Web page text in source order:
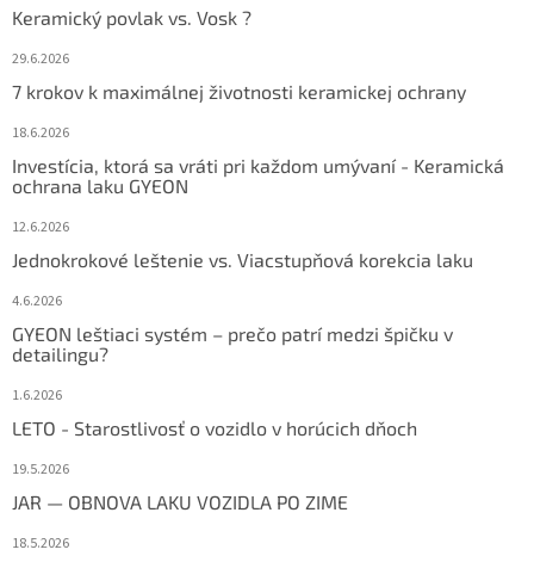
Keramický povlak vs. Vosk ?
29.6.2026
7 krokov k maximálnej životnosti keramickej ochrany
18.6.2026
Investícia, ktorá sa vráti pri každom umývaní - Keramická
ochrana laku GYEON
12.6.2026
Jednokrokové leštenie vs. Viacstupňová korekcia laku
4.6.2026
GYEON leštiaci systém – prečo patrí medzi špičku v
detailingu?
1.6.2026
LETO - Starostlivosť o vozidlo v horúcich dňoch
19.5.2026
JAR — OBNOVA LAKU VOZIDLA PO ZIME
18.5.2026